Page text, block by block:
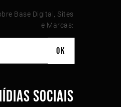
Base Digital, Sites
e Marcas:
SOCIAIS